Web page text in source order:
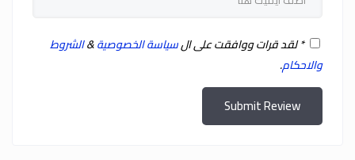
*لقد قرات ووافقت على السياسة الخصوصية&الشروط
والاحكام.
Submit Review